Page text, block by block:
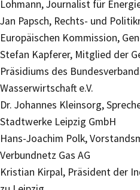
Lohmann, Journalist für
Jan Papsch, Rechts- und
Europäischen Kommission,
Stefan Kapferer, Mitglied der
Präsidiums des
Wasserwirtschaft e.V.
Dr. Johannes Kleinsorg,
Stadtwerke Leipzig GmbH
Hans-Joachim Polk,
Verbundnetz Gas AG
Kristian Kirpal, Präsident der